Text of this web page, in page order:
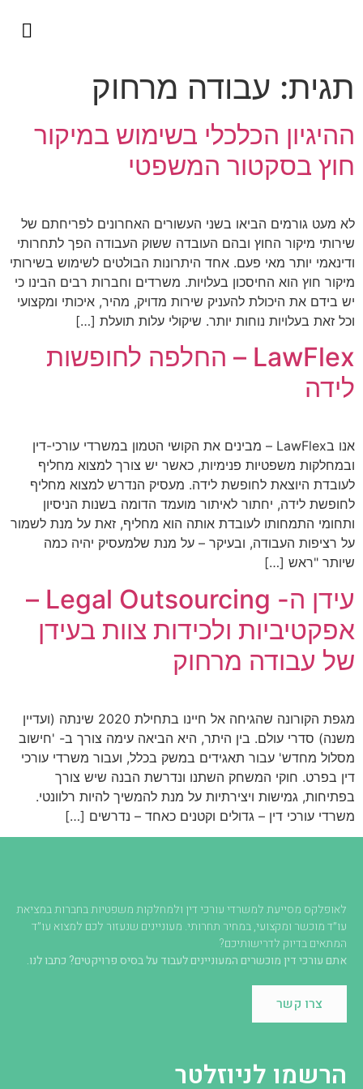
תגית: עבודה מרחוק
ההיגיון הכלכלי בשימוש במיקור
חוץ בסקטור המשפטי
לא מעט גורמים הביאו בשני העשורים האחרונים לפריחתם של
שירותי מיקור החוץ ובהם העובדה ששוק העבודה הפך לתחרותי
ודינאמי יותר מאי פעם. אחד היתרונות הבולטים לשימוש בשירותי
מיקור חוץ הוא החיסכון בעלויות. משרדים וחברות רבים הבינו כי
יש בידם את היכולת להעניק שירות מדויק, מהיר, איכותי ומקצועי
וכל זאת בעלויות נוחות יותר. שיקולי עלות תועלת […]
LawFlex – החלפה לחופשות
לידה
אנו בLawFlex – מבינים את הקושי הטמון במשרדי עורכי-דין
ובמחלקות משפטיות פנימיות, כאשר יש צורך למצוא מחליף
לעובדת היוצאת לחופשת לידה. מעסיק הנדרש למצוא מחליף
לחופשת לידה, יחתור לאיתור מועמד הדומה בשנות הניסיון
ותחומי התמחותו לעובדת אותה הוא מחליף, זאת על מנת לשמור
על רציפות העבודה, ובעיקר – על מנת שלמעסיק יהיה כמה
שיותר "ראש […]
עידן ה- Legal Outsourcing –
אפקטיביות ולכידות צוות בעידן
של עבודה מרחוק
מגפת הקורונה שהגיחה אל חיינו בתחילת 2020 שינתה (ועדיין
משנה) סדרי עולם. בין היתר, היא הביאה עימה צורך ב- 'חישוב
מסלול מחדש' עבור תאגידים במשק בכלל, ועבור משרדי עורכי
דין בפרט. חוקי המשחק השתנו ונדרשת הבנה שיש צורך
בפתיחות, גמישות ויצירתיות על מנת להמשיך להיות רלוונטי.
משרדי עורכי דין – גדולים וקטנים כאחד – נדרשים […]
לאופלקס מסייעת למשרדי עורכי דין ולמחלקות משפטיות בחברות במציאת
עו״ד מוכשר ומקצועי, במחיר תחרותי. מעוניינים שנעזור לכם למצוא עו״ד
המתאים בדיוק לדרישותיכם?
אתם עורכי דין מוכשרים המעוניינים לעבוד על בסיס פרויקטים? כתבו לנו.
צרו קשר
הרשמו לניוזלטר